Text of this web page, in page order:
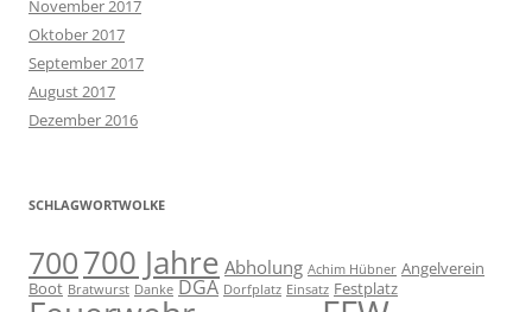
November 2017
Oktober 2017
September 2017
August 2017
Dezember 2016
SCHLAGWORTWOLKE
700700 Jahre Abholung Achim Hübner Angelverein
Boot Bratwurst Danke DGA Dorfplatz Einsatz Festplatz